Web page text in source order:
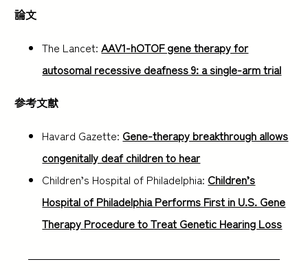
論文
The Lancet:AAV1-hOTOF gene therapy for
autosomal recessive deafness 9: a single-arm trial
参考文献
Havard Gazette: Gene-therapy breakthrough allows
congenitally deaf children to hear
Children’s Hospital of Philadelphia: Children’s
Hospital of Philadelphia Performs First in U.S. Gene
Therapy Procedure to Treat Genetic Hearing Loss